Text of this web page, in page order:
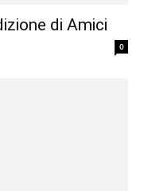
di Amici
0